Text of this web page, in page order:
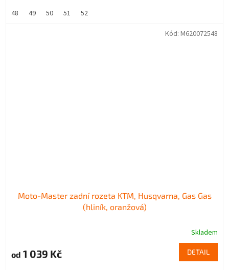
48
49 50 51 52
Moto-Master zadní rozeta KTM, Husqvarna, Gas Gas
(hliník, oranžová)
Skladem
od 1 039 Kč DETAIL
Kód: M620072548